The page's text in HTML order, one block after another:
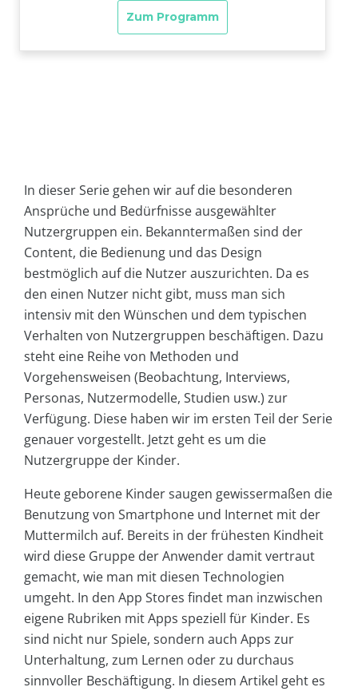
In dieser Serie gehen wir auf die besonderen
Ansprüche und Bedürfnisse ausgewählter
Nutzergruppen ein. Bekanntermaßen sind der
Content, die Bedienung und das Design
bestmöglich auf die Nutzer auszurichten. Da es
den einen Nutzer nicht gibt, muss man sich
intensiv mit den Wünschen und dem typischen
Verhalten von Nutzergruppen beschäftigen. Dazu
steht eine Reihe von Methoden und
Vorgehensweisen (Beobachtung, Interviews,
Personas, Nutzermodelle, Studien usw.) zur
Verfügung. Diese haben wir im ersten Teil der Serie
genauer vorgestellt. Jetzt geht es um die
Nutzergruppe der Kinder.
Heute geborene Kinder saugen gewissermaßen die
Benutzung von Smartphone und Internet mit der
Muttermilch auf. Bereits in der frühesten Kindheit
wird diese Gruppe der Anwender damit vertraut
gemacht, wie man mit diesen Technologien
umgeht. In den App Stores findet man inzwischen
eigene Rubriken mit Apps speziell für Kinder. Es
sind nicht nur Spiele, sondern auch Apps zur
Unterhaltung, zum Lernen oder zu durchaus
sinnvoller Beschäftigung. In diesem Artikel geht es